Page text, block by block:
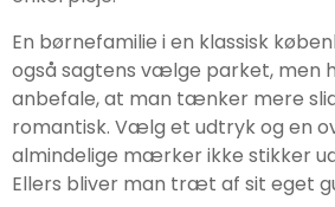
En børnefamilie i en klassisk
også sagtens vælge parket, men
anbefale, at man tænker mere
romantisk. Vælg et udtryk og en
almindelige mærker ikke stikker
Ellers bliver man træt af sit eget